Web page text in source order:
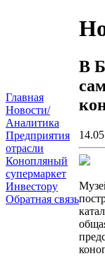
Главная
Новости/
Аналитика
Предприятия
отрасли
Конопляный
супермаркет
Инвестору
Обратная связь
В